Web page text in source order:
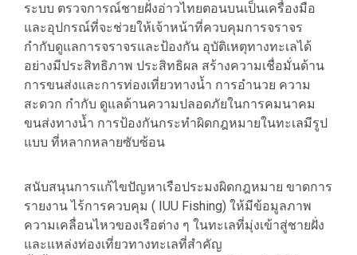
ระบบ ตรวจการณ์ชายฝั่งอ่าวไทยตอนบนเป็นเครื่องมือ
และอุปกรณ์ที่จะช่วยให้เจ้าหน้าที่ควบคุมการจราจร
กำกับดูแลการจราจรและป้องกัน อุบัติเหตุทางทะเลได้
อย่างมีประสิทธิภาพ ประสิทธิผล สร้างความเชื่อมั่นด้าน
การขนส่งและการท่องเที่ยวทางน้ำ การอำนวย ความ
สะดวก กำกับ ดูแลด้านความปลอดภัยในการคมนาคม
ขนส่งทางน้ำ การป้องกันกระทำผิดกฎหมายในทะเลมีรูป
แบบ ที่หลากหลายซับซ้อน
สนับสนุนการแก้ไขปัญหาเรือประมงผิดกฎหมาย ขาดการ
รายงาน ไร้การควบคุม ( IUU Fishing) ให้มีข้อมูลภาพ
ความเคลื่อนไหวของเรือต่าง ๆ ในทะเลที่มุ่งเข้าสู่ชายฝั่ง
และแหล่งท่องเที่ยวทางทะเลที่สำคัญ